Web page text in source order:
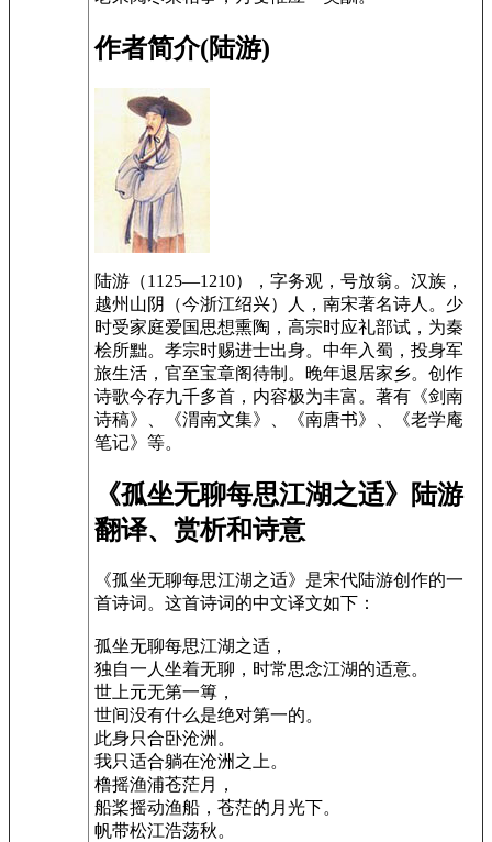
作者简介(陆游)
陆游（1125—1210），字务观，号放翁。汉族，
越州山阴（今浙江绍兴）人，南宋著名诗人。少
时受家庭爱国思想熏陶，高宗时应礼部试，为秦
桧所黜。孝宗时赐进士出身。中年入蜀，投身军
旅生活，官至宝章阁待制。晚年退居家乡。创作
诗歌今存九千多首，内容极为丰富。著有《剑南
诗稿》、《渭南文集》、《南唐书》、《老学庵
笔记》等。
《孤坐无聊每思江湖之适》陆游
翻译、赏析和诗意
《孤坐无聊每思江湖之适》是宋代陆游创作的一
首诗词。这首诗词的中文译文如下：
孤坐无聊每思江湖之适，
独自一人坐着无聊，时常思念江湖的适意。
世上元无第一篿，
世间没有什么是绝对第一的。
此身只合卧沧洲。
我只适合躺在沧洲之上。
橹摇渔浦苍茫月，
船桨摇动渔船，苍茫的月光下。
帆带松江浩荡秋。